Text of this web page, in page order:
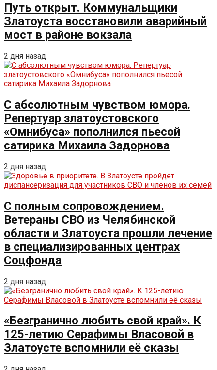
Путь открыт. Коммунальщики
Златоуста восстановили аварийный
мост в районе вокзала
2 дня назад
С абсолютным чувством юмора.
Репертуар златоустовского
«Омнибуса» пополнился пьесой
сатирика Михаила Задорнова
2 дня назад
С полным сопровождением.
Ветераны СВО из Челябинской
области и Златоуста прошли лечение
в специализированных центрах
Соцфонда
2 дня назад
«Безгранично любить свой край». К
125-летию Серафимы Власовой в
Златоусте вспомнили её сказы